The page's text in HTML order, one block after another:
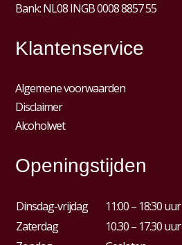
Bank: NL08 INGB 0008 8857 55
Klantenservice
Algemene voorwaarden
Disclaimer
Alcoholwet
Openingstijden
Dinsdag-vrijdag
11:00 – 18:30 uur
Zaterdag
10.30 – 17.30 uur